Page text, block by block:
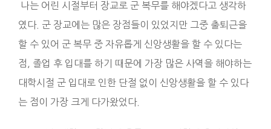
나는 어린 시절부터 장교로 군 복무를 해야겠다고 생각하
였다. 군 장교에는 많은 장점들이 있었지만 그중 출퇴근을
할 수 있어 군 복무 중 자유롭게 신앙생활을 할 수 있다는
점, 졸업 후 입대를 하기 때문에 가장 많은 사역을 해야하는
대학시절 군 입대로 인한 단절 없이 신앙생활을 할 수 있다
는 점이 가장 크게 다가왔었다.